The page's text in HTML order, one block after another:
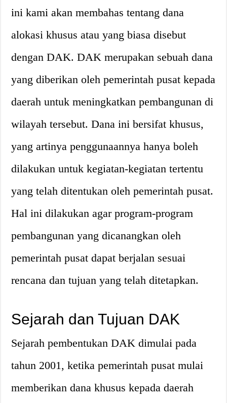
ini kami akan membahas tentang dana
alokasi khusus atau yang biasa disebut
dengan DAK. DAK merupakan sebuah dana
yang diberikan oleh pemerintah pusat kepada
daerah untuk meningkatkan pembangunan di
wilayah tersebut. Dana ini bersifat khusus,
yang artinya penggunaannya hanya boleh
dilakukan untuk kegiatan-kegiatan tertentu
yang telah ditentukan oleh pemerintah pusat.
Hal ini dilakukan agar program-program
pembangunan yang dicanangkan oleh
pemerintah pusat dapat berjalan sesuai
rencana dan tujuan yang telah ditetapkan.
Sejarah dan Tujuan DAK
Sejarah pembentukan DAK dimulai pada
tahun 2001, ketika pemerintah pusat mulai
memberikan dana khusus kepada daerah